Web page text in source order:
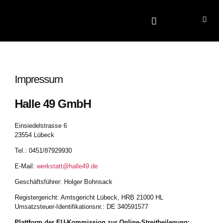
Impressum
Halle 49 GmbH
Einsiedelstrasse 6
23554 Lübeck
Tel.: 0451/87929930
E-Mail: werkstatt@halle49.de
Geschäftsführer: Holger Bohnsack
Registergericht: Amtsgericht Lübeck, HRB 21000 HL
Umsatzsteuer-Identifikationsnr.: DE 340591577